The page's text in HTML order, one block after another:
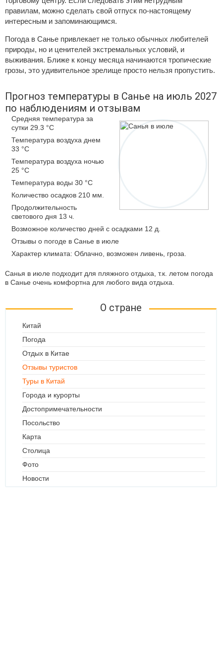
правилам, можно сделать свой отпуск по-настоящему
интересным и запоминающимся.
Погода в Санье привлекает не только обычных любителей
природы, но и ценителей экстремальных условий, и
выживания. Ближе к концу месяца начинаются тропические
грозы, это удивительное зрелище просто нельзя пропустить.
Прогноз температуры в Санье на июль 2027
по наблюдениям и отзывам
Средняя температура за
сутки 29.3 °C
Температура воздуха днем
33 °C
Температура воздуха ночью
25 °C
Температура воды 30 °C
Количество осадков 210 мм.
Продолжительность
светового дня 13 ч.
Возможное количество дней с осадками 12 д.
Отзывы о погоде в Санье в июле
Характер климата: Облачно, возможен ливень, гроза.
Санья в июле подходит для пляжного отдыха, т.к. летом погода
в Санье очень комфортна для любого вида отдыха.
О стране
Китай
Погода
Отдых в Китае
Отзывы туристов
Туры в Китай
Города и курорты
Достопримечательности
Посольство
Карта
Столица
Фото
Новости